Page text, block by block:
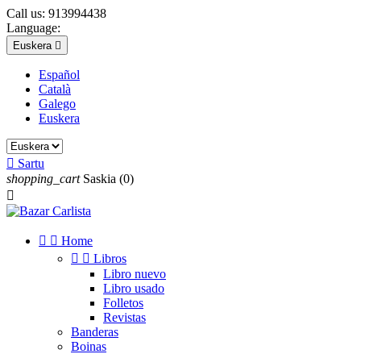
Call us: 913994438
Language:
Euskera 
Español
Català
Galego
Euskera
 Sartu
shopping_cart Saskia (0)

  Home
  Libros
Libro nuevo
Libro usado
Folletos
Revistas
Banderas
Boinas